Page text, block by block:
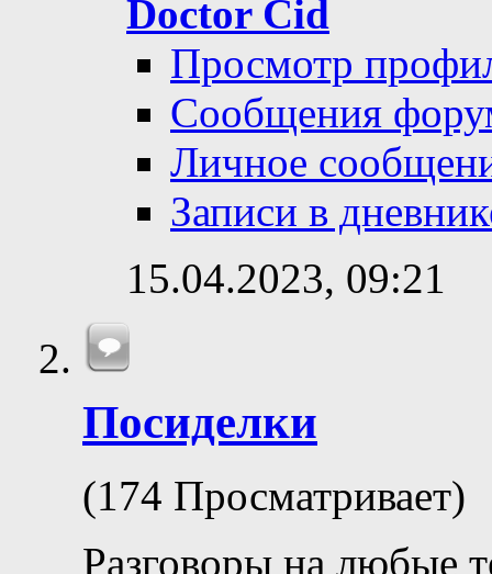
Doctor Cid
Просмотр
Сообщения
Личное
Записи в
15.04.2023, 09:21
Посиделки
(174 Просматривает)
Разговоры на любые